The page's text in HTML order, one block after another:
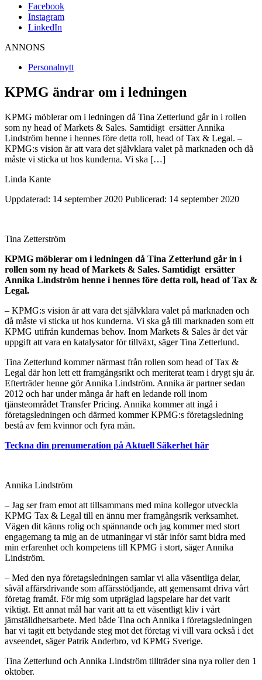
Facebook
Instagram
LinkedIn
ANNONS
Personalnytt
KPMG ändrar om i ledningen
KPMG möblerar om i ledningen då Tina Zetterlund går in i rollen
som ny head of Markets & Sales. Samtidigt ersätter Annika
Lindström henne i hennes före detta roll, head of Tax & Legal. –
KPMG:s vision är att vara det självklara valet på marknaden och då
måste vi sticka ut hos kunderna. Vi ska […]
Linda Kante
Uppdaterad: 14 september 2020 Publicerad: 14 september 2020
Tina Zetterström
KPMG möblerar om i ledningen då Tina Zetterlund går in i
rollen som ny head of Markets & Sales. Samtidigt ersätter
Annika Lindström henne i hennes före detta roll, head of Tax &
Legal.
– KPMG:s vision är att vara det självklara valet på marknaden och
då måste vi sticka ut hos kunderna. Vi ska gå till marknaden som ett
KPMG utifrån kundernas behov. Inom Markets & Sales är det vår
uppgift att vara en katalysator för tillväxt, säger Tina Zetterlund.
Tina Zetterlund kommer närmast från rollen som head of Tax &
Legal där hon lett ett framgångsrikt och meriterat team i drygt sju år.
Efterträder henne gör Annika Lindström. Annika är partner sedan
2012 och har under många år haft en ledande roll inom
tjänsteområdet Transfer Pricing. Annika kommer att ingå i
företagsledningen och därmed kommer KPMG:s företagsledning
bestå av fem kvinnor och fyra män.
Teckna din prenumeration på Aktuell Säkerhet här
Annika Lindström
– Jag ser fram emot att tillsammans med mina kollegor utveckla
KPMG Tax & Legal till en ännu mer framgångsrik verksamhet.
Vägen dit känns rolig och spännande och jag kommer med stort
engagemang ta mig an de utmaningar vi står inför samt bidra med
min erfarenhet och kompetens till KPMG i stort, säger Annika
Lindström.
– Med den nya företagsledningen samlar vi alla väsentliga delar,
såväl affärsdrivande som affärsstödjande, att gemensamt driva vårt
företag framåt. För mig som utpräglad lagspelare har det varit
viktigt. Ett annat mål har varit att ta ett väsentligt kliv i vårt
jämställdhetsarbete. Med både Tina och Annika i företagsledningen
har vi tagit ett betydande steg mot det företag vi vill vara också i det
avseendet, säger Patrik Anderbro, vd KPMG Sverige.
Tina Zetterlund och Annika Lindström tillträder sina nya roller den 1
oktober.